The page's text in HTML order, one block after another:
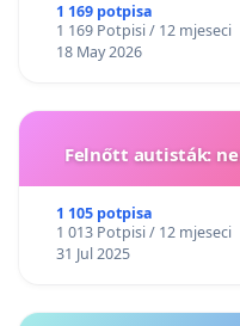
1 169 potpisa
1 169 Potpisi / 12 mjeseci
18 May 2026
Felnőtt autisták:
1 105 potpisa
1 013 Potpisi / 12 mjeseci
31 Jul 2025